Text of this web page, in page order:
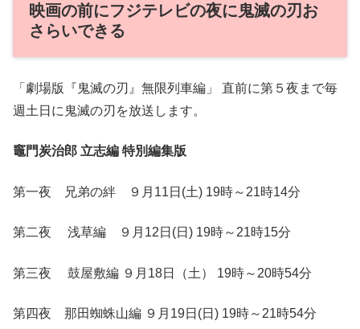
映画の前にフジテレビの夜に鬼滅の刃お
さらいできる
「劇場版『鬼滅の刃』無限列車編」 直前に第５夜まで毎
週土日に鬼滅の刃を放送します。
竈門炭治郎 立志編 特別編集版
第一夜 兄弟の絆 ９月11日(土) 19時～21時14分
第二夜 浅草編 ９月12日(日) 19時～21時15分
第三夜 鼓屋敷編 ９月18日（土） 19時～20時54分
第四夜 那田蜘蛛山編 ９月19日(日) 19時～21時54分